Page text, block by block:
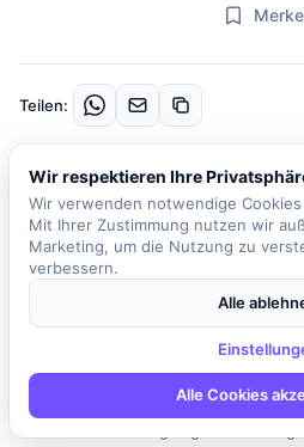
Teilen:
Beschreibung
Das Unternehmen ist ein innovativer
Softwaresysteme für verschiedene
als klassischer IT-Dienstleister zu
Arbeitgeber einen strukturierten
gesamte Bandbreite von der
Architektur bis hin zum Cloud-Native
Mittelpunkt steht der Spec-Driven-
Spezifikationen als zentrale
Wir respektieren Ihre
Wir verwenden notwendige
Mit Ihrer Zustimmung nutzen wir
Marketing, um die Nutzung zu
verbessern.
Alle
Alle Cookies